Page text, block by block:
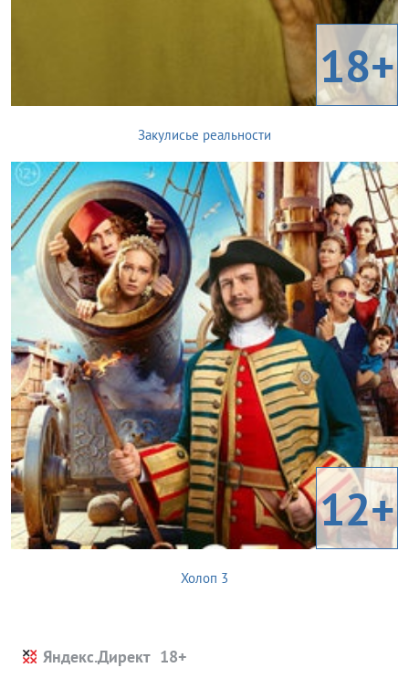
18+
Закулисье реальности
12+
Холоп 3
Яндекс.Директ